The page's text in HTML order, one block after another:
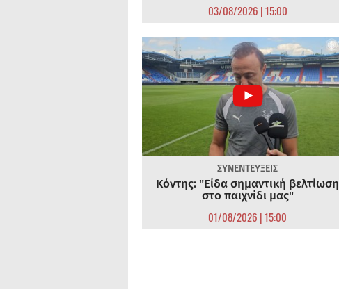
03/08/2026 | 15:00
ΣΥΝΕΝΤΕΥΞΕΙΣ
Κόντης: "Είδα σημαντική βελτίωση
στο παιχνίδι μας"
01/08/2026 | 15:00